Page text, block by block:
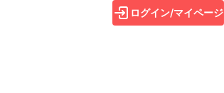
ログイン/マイページ